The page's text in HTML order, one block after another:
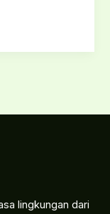
lingkungan dari